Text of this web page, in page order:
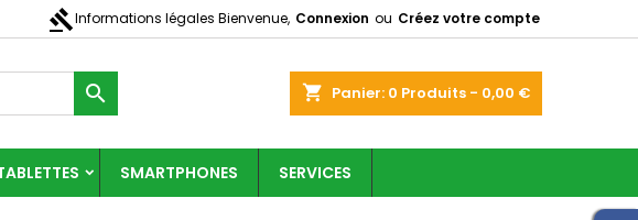
gavelInformations légales Bienvenue, Connexion ou Créez votre compte
shopping_cart Panier: 0 Produits - 0,00 €

SMARTPHONES SERVICES